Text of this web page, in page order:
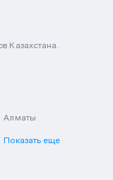
Казахстана.
Алматы
Показать еще